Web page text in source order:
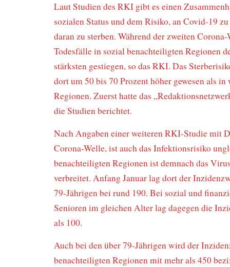
Laut Studien des RKI gibt es einen
sozialen Status und dem Risiko, an Covid-19
daran zu sterben. Während der zweiten
Todesfälle in sozial benachteiligten Regionen
stärksten gestiegen, so das RKI. Das
dort um 50 bis 70 Prozent höher gewesen als in
Regionen. Zuerst hatte das
die Studien berichtet.
Nach Angaben einer weiteren RKI-Studie mit
Corona-Welle, ist auch das Infektionsrisiko
benachteiligten Regionen ist demnach das
verbreitet. Anfang Januar lag dort der
79-Jährigen bei rund 190. Bei sozial und
Senioren im gleichen Alter lag dagegen die
als 100.
Auch bei den über 79-Jährigen wird der
benachteiligten Regionen mit mehr als 450